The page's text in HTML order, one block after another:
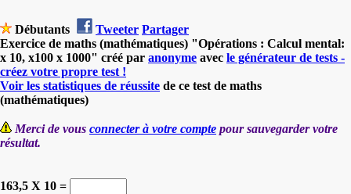
Débutants Tweeter Partager
Exercice de maths (mathématiques) "Opérations : Calcul mental:
x 10, x100 x 1000" créé par anonyme avec le générateur de tests -
créez votre propre test !
Voir les statistiques de réussite de ce test de maths
(mathématiques)
Merci de vous connecter à votre compte pour sauvegarder votre
résultat.
163,5 X 10 =